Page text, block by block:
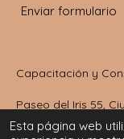
Esta página web
Enviar formulario
Capacitación y
Paseo del Iris 55,
México